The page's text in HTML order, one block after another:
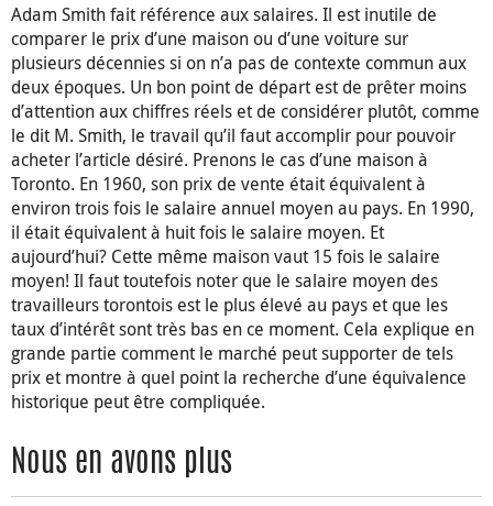
Adam Smith fait référence aux salaires. Il est inutile de
comparer le prix d’une maison ou d’une voiture sur
plusieurs décennies si on n’a pas de contexte commun aux
deux époques. Un bon point de départ est de prêter moins
d’attention aux chiffres réels et de considérer plutôt, comme
le dit M. Smith, le travail qu’il faut accomplir pour pouvoir
acheter l’article désiré. Prenons le cas d’une maison à
Toronto. En 1960, son prix de vente était équivalent à
environ trois fois le salaire annuel moyen au pays. En 1990,
il était équivalent à huit fois le salaire moyen. Et
aujourd’hui? Cette même maison vaut 15 fois le salaire
moyen! Il faut toutefois noter que le salaire moyen des
travailleurs torontois est le plus élevé au pays et que les
taux d’intérêt sont très bas en ce moment. Cela explique en
grande partie comment le marché peut supporter de tels
prix et montre à quel point la recherche d’une équivalence
historique peut être compliquée.
Nous en avons plus